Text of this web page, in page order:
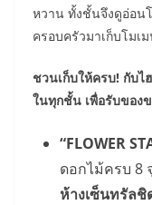
หวาน ทั้งชั้นจึงดูอ่อน
ครอบครัวมาเก็บโมเ
ชวนเก็บให้ครบ! กับไ
ในทุกชั้น เพื่อรับของ
“FLOWER
ดอกไม้ครบ 8
ห้างเซ็นทรัล